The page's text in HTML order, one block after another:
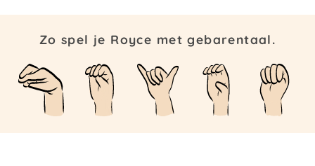
Zo spel je Royce met gebarentaal.